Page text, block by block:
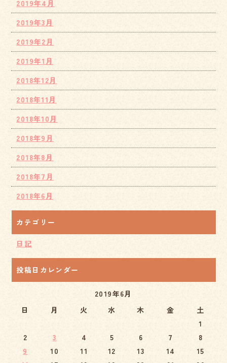
2019年4月
2019年3月
2019年2月
2019年1月
2018年12月
2018年11月
2018年10月
2018年9月
2018年8月
2018年7月
2018年6月
カテゴリー
日記
投稿日カレンダー
2019年6月
日
月 火 水 木 金
土
1
2
3 4 5 6 7
8
9
10 11 12 13 14
15